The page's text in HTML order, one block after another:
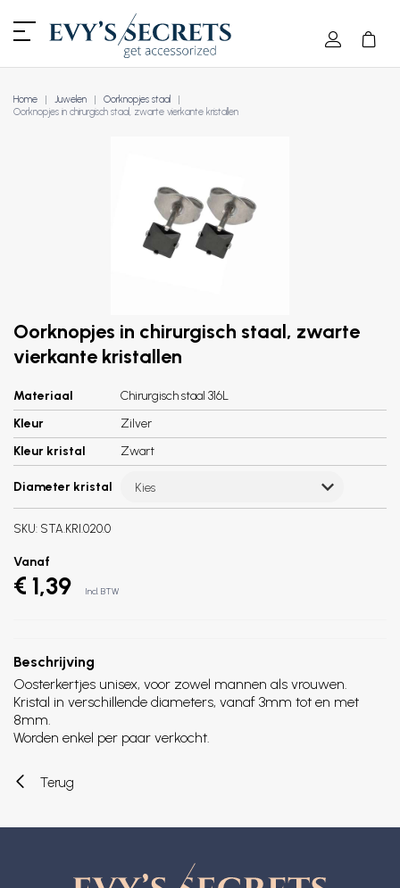
Home Juwelen
Oorknopjes staal
Oorknopjes in chirurgisch staal, zwarte vierkante kristallen
Oorknopjes in chirurgisch staal, zwarte
vierkante kristallen
Materiaal
Chirurgisch staal 316L
Kleur
Zilver
Kleur kristal
Zwart
Diameter kristal Kies
SKU: STA.KRI.020.0
Vanaf
€ 1,39 Incl. BTW
Beschrijving
Oosterkertjes unisex, voor zowel mannen als vrouwen.
Kristal in verschillende diameters, vanaf 3mm tot en met
8mm.
Worden enkel per paar verkocht.
Terug